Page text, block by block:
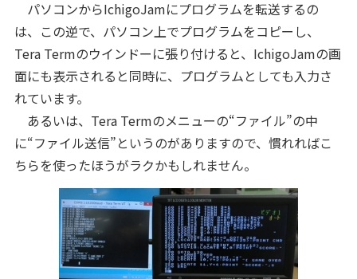
パソコンからIchigoJamにプログラムを転送するの
は、この逆で、パソコン上でプログラムをコピーし、
Tera Termのウインドーに張り付けると、IchigoJamの画
面にも表示されると同時に、プログラムとしても入力さ
れています。
あるいは、Tera Termのメニューの“ファイル”の中
に“ファイル送信”というのがありますので、慣れればこ
ちらを使ったほうがラクかもしれません。